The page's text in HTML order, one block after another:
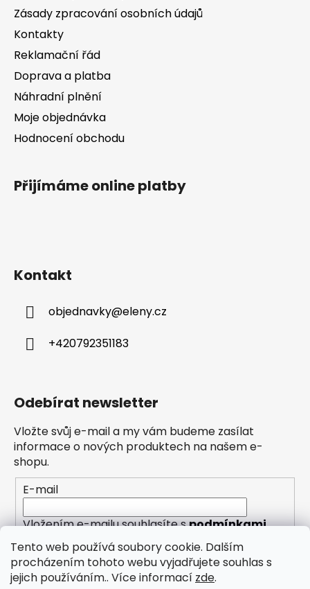
Tento web používá soubory cookie. Dalším
procházením tohoto webu vyjadřujete souhlas s
jejich používáním.. Více informací zde.
í
p
Zásady zpracování osobních údajů
Kontakty
Reklamační řád
Doprava a platba
Náhradní plnění
Moje objednávka
Hodnocení obchodu
Přijímáme online platby
Kontakt
objednavky@eleny.cz
+420792351183
Odebírat newsletter
Vložte svůj e-mail a my vám budeme zasílat
informace o nových produktech na našem e-
shopu.
E-mail
Vložením e-mailu souhlasíte spodmínkami
ochrany osobních údajů
PŘIHLÁSIT SE